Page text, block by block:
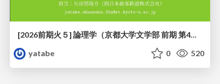
[2026前期火５] 論理学（京都大学文学部 前期 第4回）「 ならば（→）の導入と証明ネット」
yatabe
0 520